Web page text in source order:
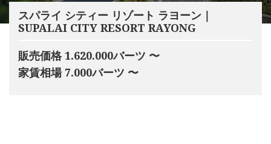
スパライ シティー リゾート ラヨーン｜
SUPALAI CITY RESORT RAYONG
販売価格 1.620.000バーツ 〜
家賃相場 7.000バーツ 〜